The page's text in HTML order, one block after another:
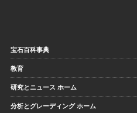
宝石百科事典
教育
研究とニュース ホーム
分析とグレーディング ホーム